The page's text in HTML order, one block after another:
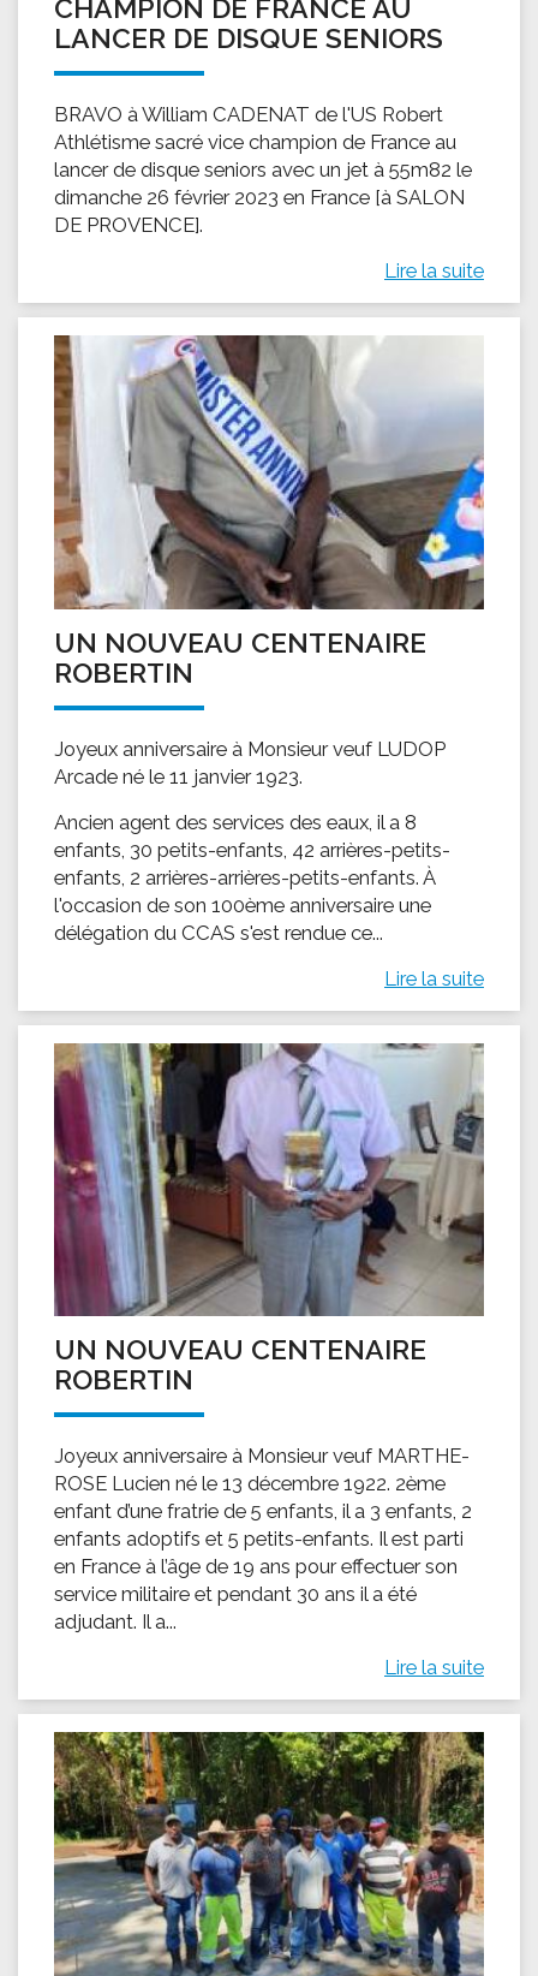
CHAMPION DE FRANCE AU
LANCER DE DISQUE SENIORS
BRAVO à William CADENAT de l'US Robert
Athlétisme sacré vice champion de France au
lancer de disque seniors avec un jet à 55m82 le
dimanche 26 février 2023 en France [à SALON
DE PROVENCE].
Lire la suite
UN NOUVEAU CENTENAIRE
ROBERTIN
Joyeux anniversaire à Monsieur veuf LUDOP
Arcade né le 11 janvier 1923.
Ancien agent des services des eaux, il a 8
enfants, 30 petits-enfants, 42 arrières-petits-
enfants, 2 arrières-arrières-petits-enfants. À
l'occasion de son 100ème anniversaire une
délégation du CCAS s'est rendue ce...
Lire la suite
UN NOUVEAU CENTENAIRE
ROBERTIN
Joyeux anniversaire à Monsieur veuf MARTHE-
ROSE Lucien né le 13 décembre 1922. 2ème
enfant d’une fratrie de 5 enfants, il a 3 enfants, 2
enfants adoptifs et 5 petits-enfants. Il est parti
en France à l’âge de 19 ans pour effectuer son
service militaire et pendant 30 ans il a été
adjudant. Il a...
Lire la suite